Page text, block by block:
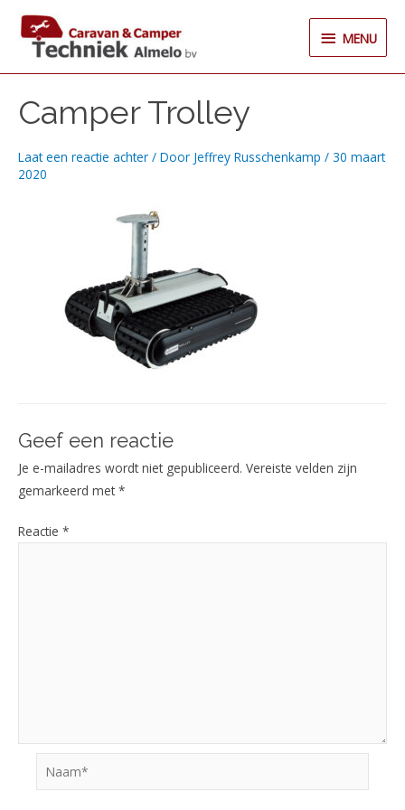
naar
inhoud
MENU
MENU
Camper Trolley
Laat een reactie achter / Door Jeffrey Russchenkamp / 30 maart
2020
Geef een reactie
Je e-mailadres wordt niet gepubliceerd. Vereiste velden zijn
gemarkeerd met*
Reactie *